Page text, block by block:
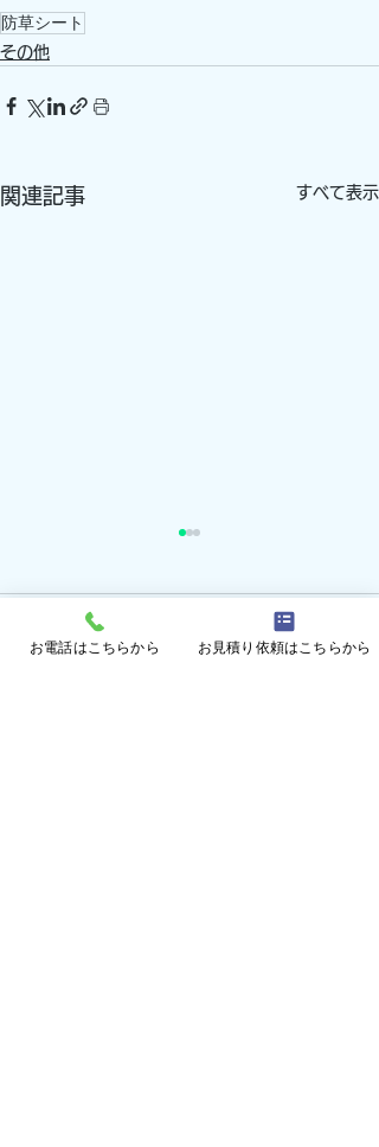
防草シート
その他
関連記事 すべて表示
コメント
お電話はこちらから お見積り依頼はこちらから